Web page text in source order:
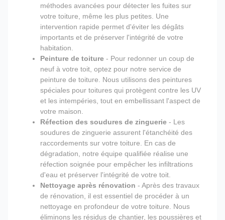
méthodes avancées pour détecter les fuites sur
votre toiture, même les plus petites. Une
intervention rapide permet d'éviter les dégâts
importants et de préserver l'intégrité de votre
habitation.
Peinture de toiture - Pour redonner un coup de
neuf à votre toit, optez pour notre service de
peinture de toiture. Nous utilisons des peintures
spéciales pour toitures qui protègent contre les UV
et les intempéries, tout en embellissant l'aspect de
votre maison.
Réfection des soudures de zinguerie - Les
soudures de zinguerie assurent l'étanchéité des
raccordements sur votre toiture. En cas de
dégradation, notre équipe qualifiée réalise une
réfection soignée pour empêcher les infiltrations
d'eau et préserver l'intégrité de votre toit.
Nettoyage après rénovation - Après des travaux
de rénovation, il est essentiel de procéder à un
nettoyage en profondeur de votre toiture. Nous
éliminons les résidus de chantier, les poussières et